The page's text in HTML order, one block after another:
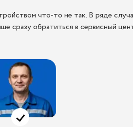
что-то не так. В ряде
сразу обратиться в сервисный